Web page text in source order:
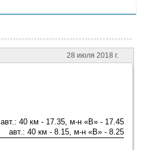
28 июля 2018 г.
авт.: 40 км - 17.35, м-н «В» - 17.45
авт.: 40 км - 8.15, м-н «В» - 8.25